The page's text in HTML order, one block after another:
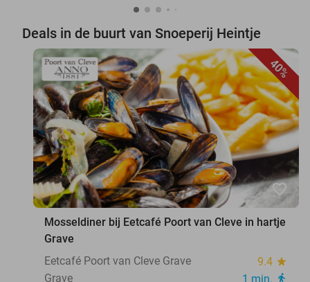
Deals in de buurt van Snoeperij Heintje
40%
favorite_border
Mosseldiner bij Eetcafé Poort van Cleve in hartje
Grave
Eetcafé Poort van Cleve Grave
9.4 star
Grave 1 min. directions_walk